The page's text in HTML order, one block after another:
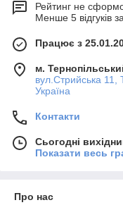
Рейтинг не
Менше 5 відгуків
Працює з
м.
вул.Стрийська 11,
Україна
Контакти
Сьогодні
Показати весь
Про нас